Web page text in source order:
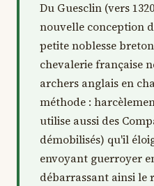
Du Guesclin (vers
nouvelle conception
petite noblesse
chevalerie française
archers anglais en
méthode :
utilise aussi des
démobilisés) qu'il
envoyant guerroyer
débarrassant ainsi le